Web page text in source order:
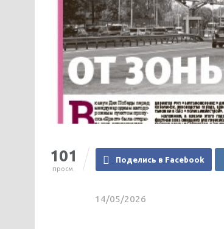
101
просм.
Поделись в Facebook
14/05/2026